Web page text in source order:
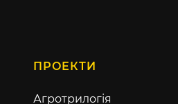
ПРОЕКТИ
Агротрилогія